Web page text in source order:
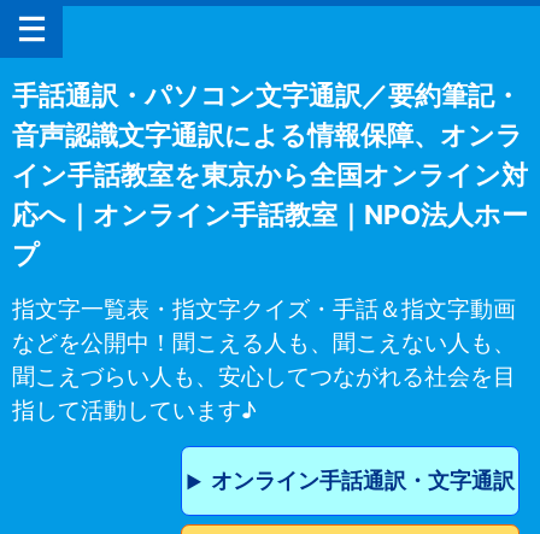
手話通訳・パソコン文字通訳／要約筆記・
音声認識文字通訳による情報保障、オンラ
イン手話教室を東京から全国オンライン対
応へ｜オンライン手話教室｜NPO法人ホー
プ
指文字一覧表・指文字クイズ・手話＆指文字動画
などを公開中！聞こえる人も、聞こえない人も、
聞こえづらい人も、安心してつながれる社会を目
指して活動しています♪
▶︎ オンライン手話通訳・文字通訳